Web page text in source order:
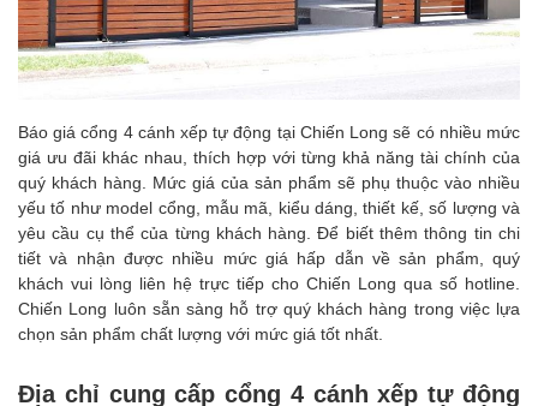
Báo giá cổng 4 cánh xếp tự động tại Chiến Long sẽ có nhiều mức
giá ưu đãi khác nhau, thích hợp với từng khả năng tài chính của
quý khách hàng. Mức giá của sản phẩm sẽ phụ thuộc vào nhiều
yếu tố như model cổng, mẫu mã, kiểu dáng, thiết kế, số lượng và
yêu cầu cụ thể của từng khách hàng. Để biết thêm thông tin chi
tiết và nhận được nhiều mức giá hấp dẫn về sản phẩm, quý
khách vui lòng liên hệ trực tiếp cho Chiến Long qua số hotline.
Chiến Long luôn sẵn sàng hỗ trợ quý khách hàng trong việc lựa
chọn sản phẩm chất lượng với mức giá tốt nhất.
Địa chỉ cung cấp cổng 4 cánh xếp tự động